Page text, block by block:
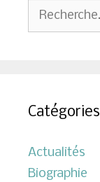
Rechercher :
Catégories
Actualités
Biographie